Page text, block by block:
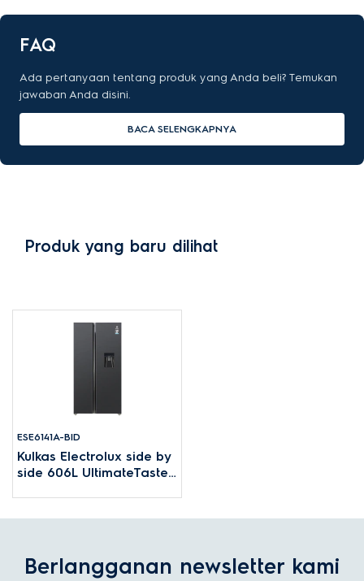
FAQ
Ada pertanyaan tentang produk yang Anda beli? Temukan
jawaban Anda disini.
BACA SELENGKAPNYA
Produk yang baru dilihat
ESE6141A-BID
Kulkas Electrolux side by
side 606L UltimateTaste
Berlangganan newsletter kami